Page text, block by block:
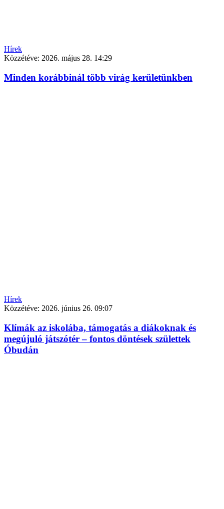
Hírek
Közzétéve: 2026. május 28. 14:29
Minden korábbinál több virág kerületünkben
Hírek
Közzétéve: 2026. június 26. 09:07
Klímák az iskolába, támogatás a diákoknak és
megújuló játszótér – fontos döntések születtek
Óbudán